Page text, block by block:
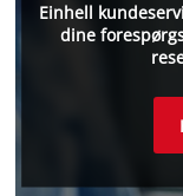
Einhell
dine